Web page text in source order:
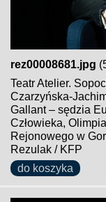
rez00008681.jpg
Teatr Atelier.
Czarzyńska-
Gallant – sędzia
Człowieka,
Rejonowego w
Rezulak / KFP
do koszyka